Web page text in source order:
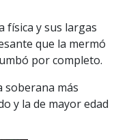
física y sus largas
que la mermó
por completo.
soberana más
y la de mayor edad